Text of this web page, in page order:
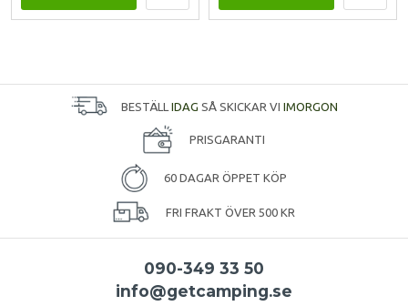
BESTÄLL IDAG SÅ SKICKAR VI IMORGON
PRISGARANTI
60 DAGAR ÖPPET KÖP
FRI FRAKT ÖVER 500 KR
090-349 33 50
info@getcamping.se